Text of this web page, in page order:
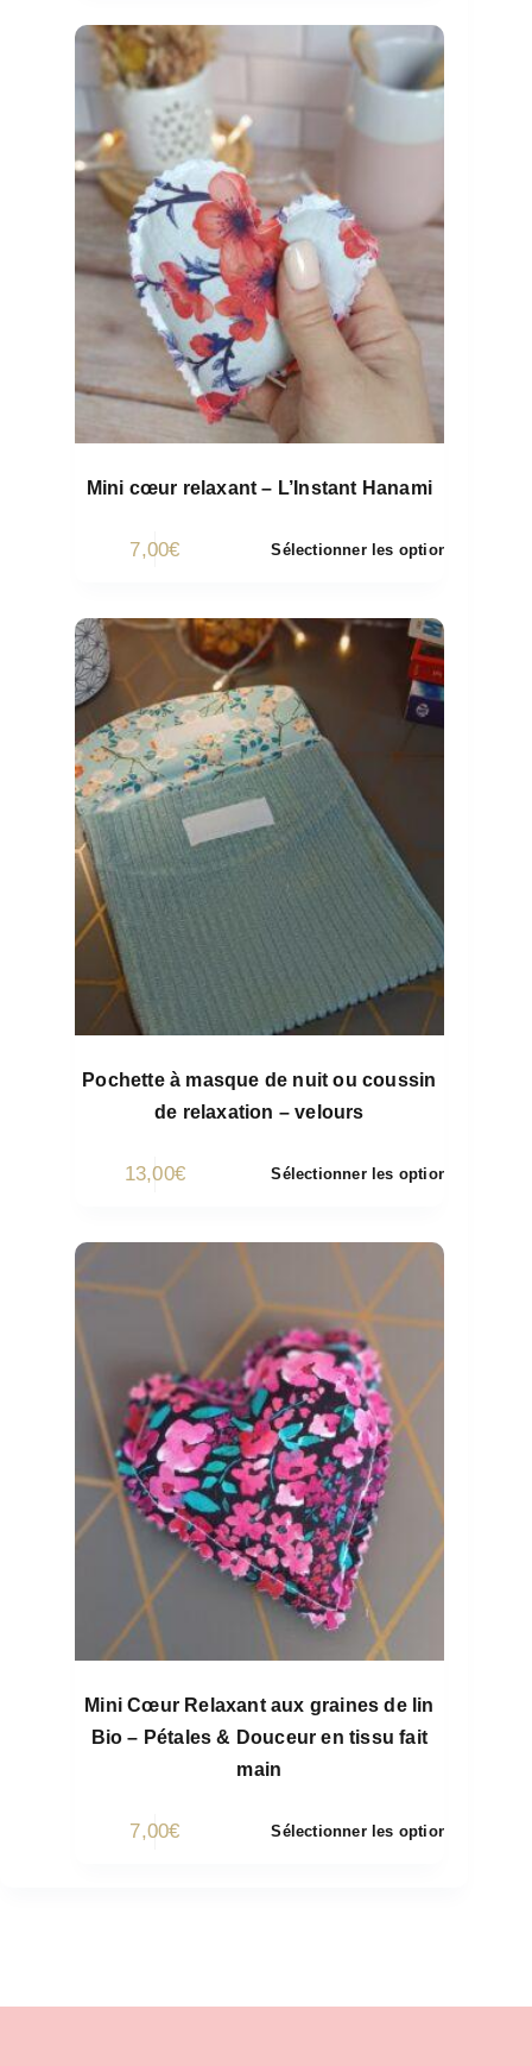
Mini cœur relaxant – L’Instant Hanami
7,00€ Sélectionner les options
Pochette à masque de nuit ou coussin
de relaxation – velours
13,00€ Sélectionner les options
Mini Cœur Relaxant aux graines de lin
Bio – Pétales & Douceur en tissu fait
main
7,00€ Sélectionner les options